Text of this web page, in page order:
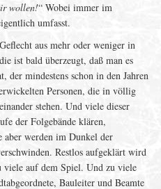
wollen!“ Wobei immer im
umfasst.
aus mehr oder weniger in
ist bald überzeugt, daß man es
der mindestens schon in den Jahren
Personen, die in völlig
stehen. Und viele dieser
der Folgebände klären,
aber werden im Dunkel der
Restlos aufgeklärt wird
auf dem Spiel. Und zu viele
Bauleiter und Beamte